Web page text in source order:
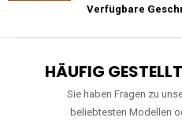
Verfügbare
HÄUFIG
Sie haben Fragen zu
beliebtesten Modellen